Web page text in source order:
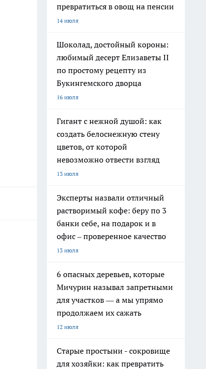
превратиться в овощ на пенсии
14 июля
Шоколад, достойный короны:
любимый десерт Елизаветы II
по простому рецепту из
Букингемского дворца
16 июля
Гигант с нежной душой: как
создать белоснежную стену
цветов, от которой
невозможно отвести взгляд
13 июля
Эксперты назвали отличный
растворимый кофе: беру по 3
банки себе, на подарок и в
офис – проверенное качество
13 июля
6 опасных деревьев, которые
Мичурин называл запретными
для участков — а мы упрямо
продолжаем их сажать
12 июля
Старые простыни - сокровище
для хозяйки: как превратить